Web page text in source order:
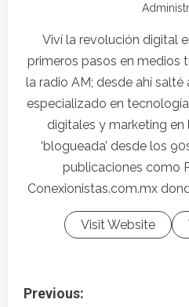
Viví la revolución digital
primeros pasos en medios
la radio AM; desde ahí
especializado en
digitales y marketing en
‘blogueada’ desde los
publicaciones como
Conexionistas.com.mx
Visit Website
Previous: